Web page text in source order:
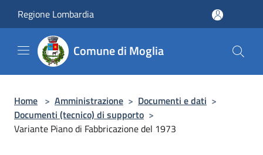
Regione Lombardia
Comune di Moglia
Home > Amministrazione > Documenti e dati >
Documenti (tecnico) di supporto >
Variante Piano di Fabbricazione del 1973